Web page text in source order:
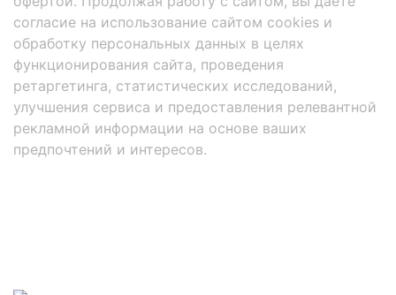
согласие на использование сайтом cookies и
обработку персональных данных в целях
функционирования сайта, проведения
ретаргетинга, статистических исследований,
улучшения сервиса и предоставления релевантной
рекламной информации на основе ваших
предпочтений и интересов.